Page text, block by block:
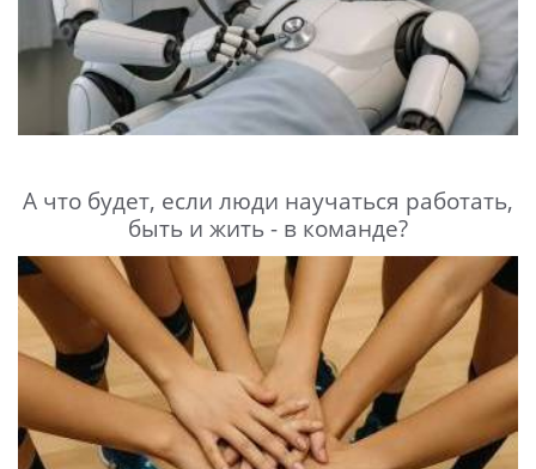
А что будет, если люди научаться работать,
быть и жить - в команде?